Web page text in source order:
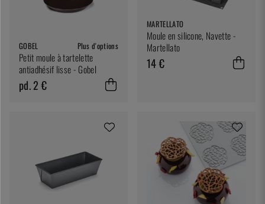
GOBEL Plus d'options
Petit moule à tartelette
antiadhésif lisse - Gobel
pd. 2 €
MARTELLATO
Moule en silicone, Navette -
Martellato
14 €